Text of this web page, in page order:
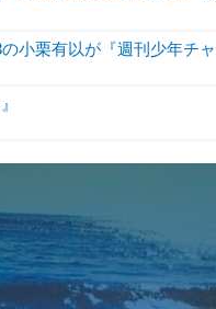
小栗有以が『週刊少年チ